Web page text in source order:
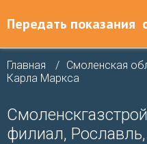
Передать показания
Главная Смоленская
Карла Маркса
филиал,